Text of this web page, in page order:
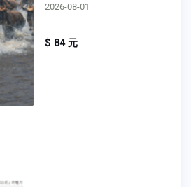
2026-08-01
$ 84 元